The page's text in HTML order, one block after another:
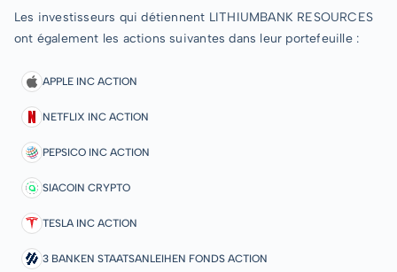
Les investisseurs qui détiennent LITHIUMBANK RESOURCES
ont également les actions suivantes dans leur portefeuille :
APPLE INC ACTION
NETFLIX INC ACTION
PEPSICO INC ACTION
SIACOIN CRYPTO
TESLA INC ACTION
3 BANKEN STAATSANLEIHEN FONDS ACTION